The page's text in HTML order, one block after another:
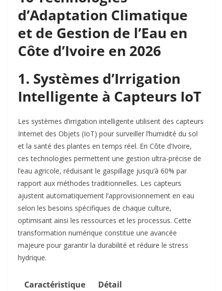
d’Adaptation Climatique
et de Gestion de l’Eau en
Côte d’Ivoire en 2026
1. Systèmes d’Irrigation
Intelligente à Capteurs IoT
Les systèmes d’irrigation intelligente utilisent des capteurs
Internet des Objets (IoT) pour surveiller l’humidité du sol
et la santé des plantes en temps réel. En Côte d’Ivoire,
ces technologies permettent une gestion ultra-précise de
l’eau agricole, réduisant le gaspillage jusqu’à 60% par
rapport aux méthodes traditionnelles. Les capteurs
ajustent automatiquement l’approvisionnement en eau
selon les besoins spécifiques de chaque culture,
optimisant ainsi les ressources et les processus. Cette
transformation numérique constitue une avancée
majeure pour garantir la durabilité et réduire le stress
hydrique.
Caractéristique
Détail